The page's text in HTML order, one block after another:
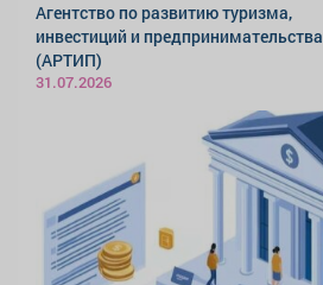
Агентство по развитию туризма,
инвестиций и предпринимательства
(АРТИП)
31.07.2026